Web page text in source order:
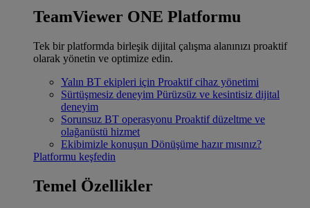
TeamViewer ONE Platformu
Tek bir platformda birleşik dijital çalışma alanınızı proaktif
olarak yönetin ve optimize edin.
Yalın BT ekipleri için Proaktif cihaz yönetimi
Sürtüşmesiz deneyim Pürüzsüz ve kesintisiz dijital
deneyim
Sorunsuz BT operasyonu Proaktif düzeltme ve
olağanüstü hizmet
Ekibimizle konuşun Dönüşüme hazır mısınız?
Platformu keşfedin
Temel Özellikler